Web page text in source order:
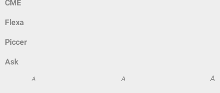
CME
Flexa
Piccer
Ask
A A A